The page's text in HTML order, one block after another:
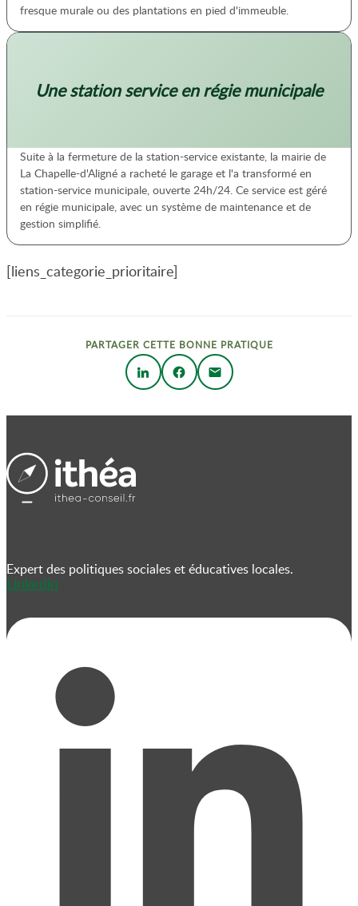
fresque murale ou des plantations en pied d'immeuble.
Une station service en régie municipale
Suite à la fermeture de la station-service existante, la mairie de
La Chapelle-d'Aligné a racheté le garage et l'a transformé en
station-service municipale, ouverte 24h/24. Ce service est géré
en régie municipale, avec un système de maintenance et de
gestion simplifié.
[liens_categorie_prioritaire]
PARTAGER CETTE BONNE PRATIQUE
Expert des politiques sociales et éducatives locales.
Linkedin